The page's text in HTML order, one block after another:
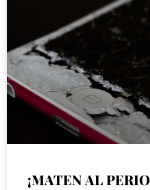
¡MATEN AL